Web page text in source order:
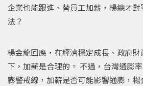
企業也能跟進、替員工加薪，楊總才
法？
楊金龍回應，在經濟穩定成長、政府
下，加薪是合理的。 不過，台灣通膨
膨警戒線，加薪是否可能影響通膨，